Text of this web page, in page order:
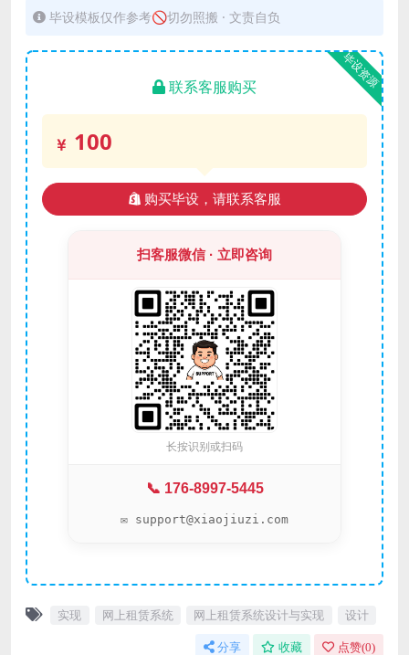
毕设模板仅作参考🚫切勿照搬 · 文责自负
毕设资源
联系客服购买
100
购买毕设，请联系客服
扫客服微信 · 立即咨询
长按识别或扫码
📞 176-8997-5445
✉️ support@xiaojiuzi.com
实现 网上租赁系统 网上租赁系统设计与实现 设计
分享 收藏 点赞(0)